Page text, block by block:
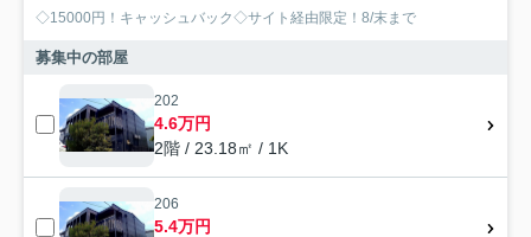
◇15000円！キャッシュバック◇サイト経由限定！8/末まで
募集中の部屋
202
4.6万円
2階 / 23.18㎡ / 1K
206
5.4万円